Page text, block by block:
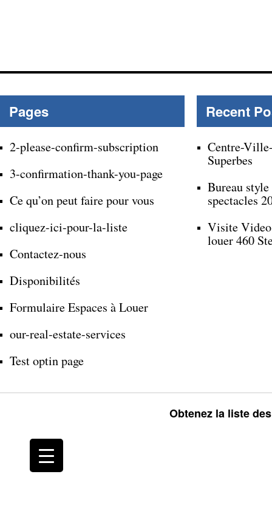
Pages
2-please-confirm-subscription
3-confirmation-thank-you-page
Ce qu’on peut faire pour vous
cliquez-ici-pour-la-liste
Contactez-nous
Disponibilités
Formulaire Espaces à Louer
our-real-estate-services
Test optin page
Recent
Centre-
Superbes
Bureau
spectacles
Visite
louer 460
Obtenez la liste